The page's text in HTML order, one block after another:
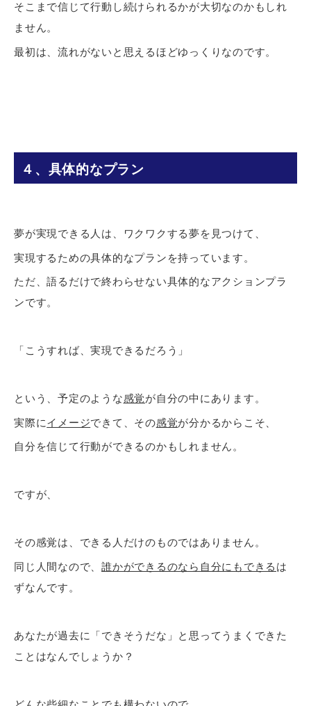
そこまで信じて行動し続けられるかが大切なのかもしれ
ません。
最初は、流れがないと思えるほどゆっくりなのです。
４、具体的なプラン
夢が実現できる人は、ワクワクする夢を見つけて、
実現するための具体的なプランを持っています。
ただ、語るだけで終わらせない具体的なアクションプラ
ンです。
「こうすれば、実現できるだろう」
という、予定のような感覚が自分の中にあります。
実際にイメージできて、その感覚が分かるからこそ、
自分を信じて行動ができるのかもしれません。
ですが、
その感覚は、できる人だけのものではありません。
同じ人間なので、 誰かができるのなら自分にもできる は
ずなんです。
あなたが過去に「できそうだな」と思ってうまくできた
ことはなんでしょうか？